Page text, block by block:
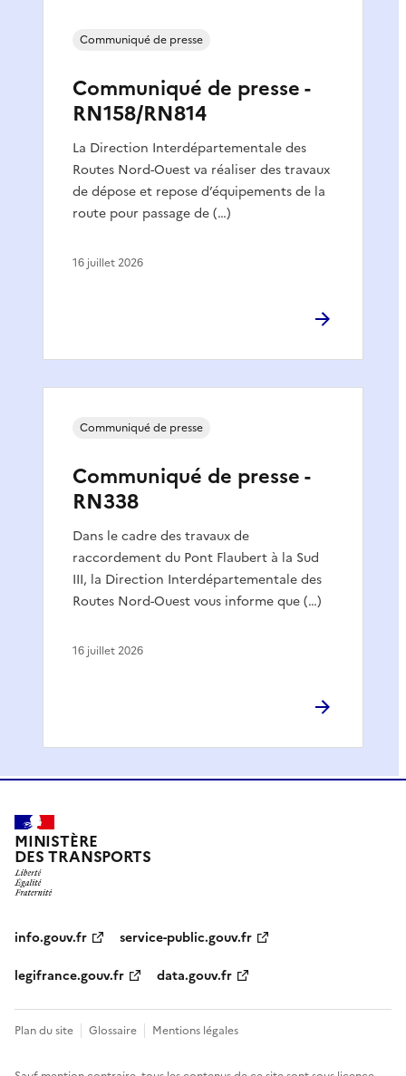
Communiqué de presse -
RN158/RN814
La Direction Interdépartementale des
Routes Nord-Ouest va réaliser des travaux
de dépose et repose d’équipements de la
route pour passage de (…)
Communiqué de presse
16 juillet 2026
Communiqué de presse -
RN338
Dans le cadre des travaux de
raccordement du Pont Flaubert à la Sud
III, la Direction Interdépartementale des
Routes Nord-Ouest vous informe que (…)
Communiqué de presse
16 juillet 2026
MINISTÈRE
DES TRANSPORTS
info.gouv.fr
service-public.gouv.fr
legifrance.gouv.fr
data.gouv.fr
Plan du site Glossaire Mentions légales